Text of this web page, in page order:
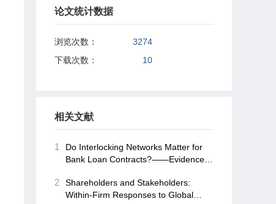
论文统计数据
浏览次数：
3274
下载次数：
10
相关文献
1
Do Interlocking Networks Matter for
Bank Loan Contracts?——Evidence
2
Shareholders and Stakeholders:
Within-Firm Responses to Global